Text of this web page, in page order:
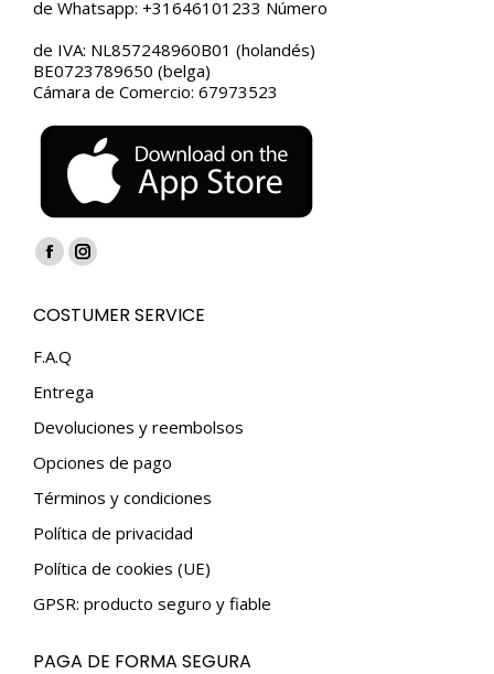
de Whatsapp: +31646101233 Número
de IVA: NL857248960B01 (holandés)
BE0723789650 (belga)
Cámara de Comercio: 67973523
Encuéntranos en:
Facebook
opens
in
window
Instagram
opens
window
COSTUMER SERVICE
F.A.Q
Entrega
Devoluciones y reembolsos
Opciones de pago
Términos y condiciones
Política de privacidad
Política de cookies (UE)
GPSR: producto seguro y fiable
PAGA DE FORMA SEGURA